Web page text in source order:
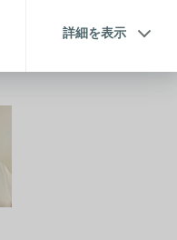
詳細を表示